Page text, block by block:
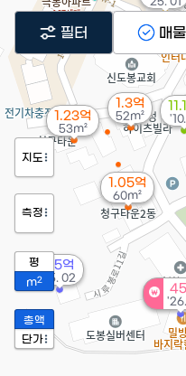
1.3억
52m²
1.05억
60m²
1.23억
53m²
7.5억
'15. 02
'10.
지도
측정
평
m2
총액
단가
필터 매